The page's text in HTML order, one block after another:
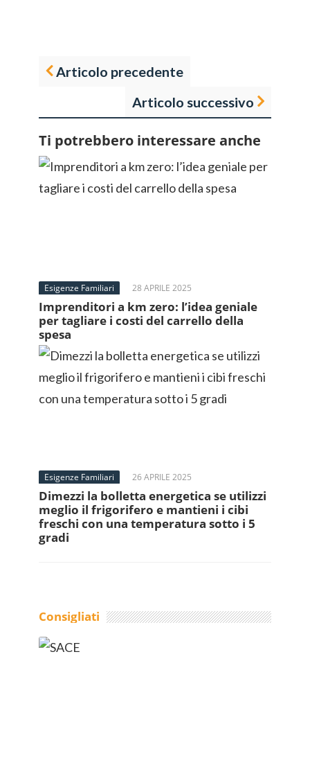
Articolo precedente
Articolo successivo
Ti potrebbero interessare anche
Esigenze Familiari 28 APRILE 2025
Imprenditori a km zero: l’idea geniale
per tagliare i costi del carrello della
spesa
Esigenze Familiari 26 APRILE 2025
Dimezzi la bolletta energetica se utilizzi
meglio il frigorifero e mantieni i cibi
freschi con una temperatura sotto i 5
gradi
Consigliati